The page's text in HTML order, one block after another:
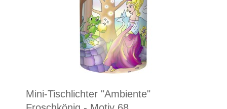
Mini-Tischlichter "Ambiente"